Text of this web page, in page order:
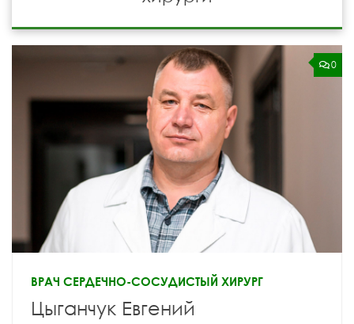
0
ВРАЧ СЕРДЕЧНО-СОСУДИСТЫЙ ХИРУРГ
Цыганчук Евгений